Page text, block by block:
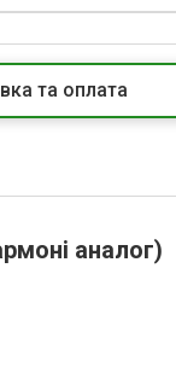
та оплата
аналог)